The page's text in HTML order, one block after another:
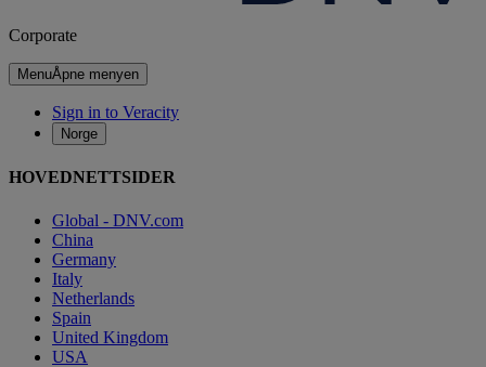
Corporate
MenuÅpne menyen
Sign in to Veracity
Norge
HOVEDNETTSIDER
Global - DNV.com
China
Germany
Italy
Netherlands
Spain
United Kingdom
USA